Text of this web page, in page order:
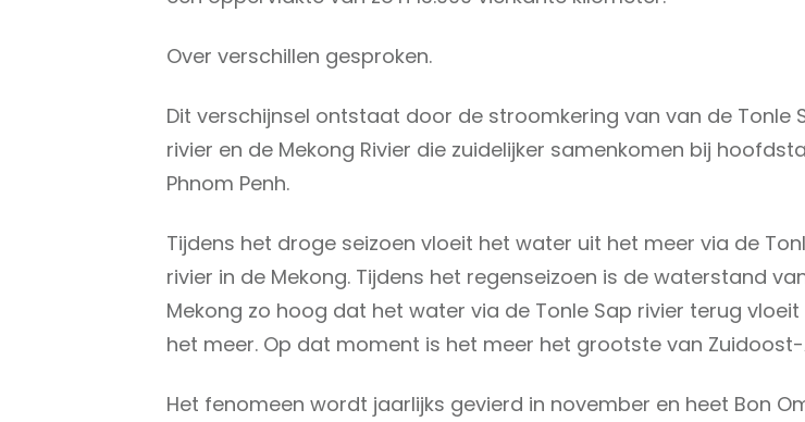
Over verschillen gesproken.
Dit verschijnsel ontstaat door de stroomkering van van de Tonle
rivier en de Mekong Rivier die zuidelijker samenkomen bij
Phnom Penh.
Tijdens het droge seizoen vloeit het water uit het meer via de
rivier in de Mekong. Tijdens het regenseizoen is de waterstand
Mekong zo hoog dat het water via de Tonle Sap rivier terug
het meer. Op dat moment is het meer het grootste van Zuidoost-
Het fenomeen wordt jaarlijks gevierd in november en heet Bon